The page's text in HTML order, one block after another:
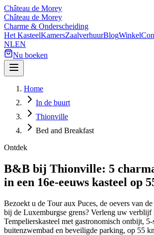
Château de Morey
Château de Morey
Charme & Onderscheiding
Het KasteelKamersZaalverhuurBlogWinkel
NLEN
Nu boeken
Home
In de buurt
Thionville
Bed and Breakfast
Ontdek
B&B bij Thionville: 5
in een 16e-eeuws kasteel op
Bezoekt u de Tour aux Puces, de oevers van
bij de Luxemburgse grens? Verleng uw verblijf
Tempelierskasteel met gastronomisch ontbijt, 5-
buitenzwembad en beveiligde parking, op 55